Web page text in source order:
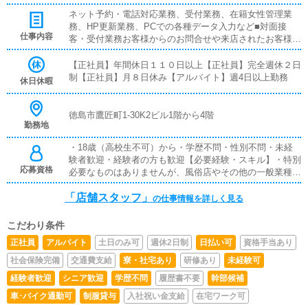
0円）週4日以上1日8時間勤務可能な方■インセンティブあ
り■賞与あり■昇給あり■残業代支給■試用期間あり■日払い
可■週払い可
仕事内容
ネット予約・電話対応業務、受付業務、在籍女性管理業
務、HP更新業務、PCでの各種データ入力など■対面接
客・受付業務お客様からのお問合せや来店されたお客様の
案内を行っていただきます。予約の確認や、会計作業、注
意事項の喚起などをお願いします。簡単なマニュアルや、
先輩スタッフに付いて業務内容を見ながら徐々に覚えてい
ていただきます。【新規のお客様の増加】【お客様のリピ
上UPに繋がる施策の提案を行っていただきます。■キャス
ト管理お店で働いていただいているキャストの方が稼げる
ようにインターネットを使ったPR（写メ日記）などの使
い方などのアドバイスを行っていただきます。■PC更新業
業を行っていただきます。キャストの出勤情報やイベン
題ありません。PCが苦手な人でも簡単にできます。■清
掃・備品管理お客様やキャストの方に快適にお過ごしいた
だくため、店内の清掃や備品の管理・補充を行っていただ
きます。
休日休暇
【正社員】年間休日１１０日以上【正社員】完全週休２日
制【正社員】月８日休み【アルバイト】週4日以上勤務
勤務地
徳島市鷹匠町1-30K2ビル1階から4階
応募資格
・18歳（高校生不可）から・学歴不問・性別不問・未経
験者歓迎・経験者の方も歓迎【必要経験・スキル】・特別
必要なものはありませんが、風俗店やその他の一般業種で
の接客経験がある方は特に大歓迎です。・また、ヘブンネ
ットなどの風俗ポータルサイトの更新をしたことがある方
「店舗スタッフ」 の仕事情報を詳しく見る
こだわり条件
正社員 アルバイト 土日のみ可 週休2日制 日払い可
資格手当あり
社会保険完備
交通費支給 寮・社宅あり 研修あり
未経験可
経験者歓迎
シニア歓迎 学歴不問 履歴書不要
幹部候補
車･バイク通勤可
制服貸与 入社祝い金支給 在宅ワーク可